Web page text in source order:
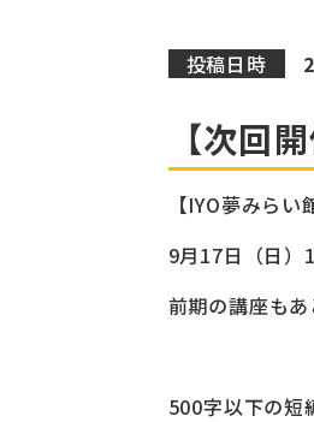
投稿日時
【次回
【IYO夢みら
9月17日（日）
前期の講座もあ
500字以下の短